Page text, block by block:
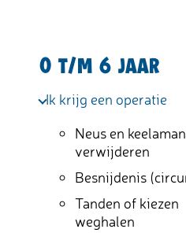
0 t/m 6 jaar
Ik krijg een operatie
Neus en
verwijderen
Besnijdenis
Tanden of kiezen
weghalen